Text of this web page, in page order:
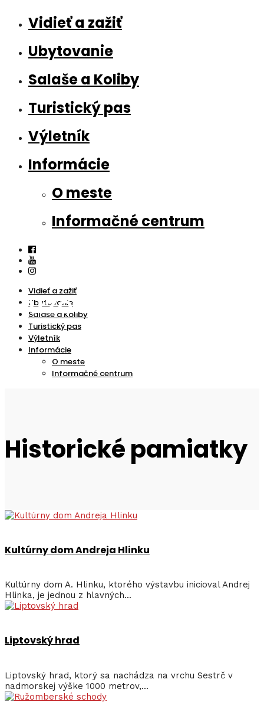
Vidieť a zažiť
Ubytovanie
Salaše a Koliby
Turistický pas
Výletník
Informácie
O meste
Informačné centrum
Vidieť a zažiť
Ubytovanie
Salaše a Koliby
Turistický pas
Výletník
Informácie
O meste
Informačné centrum
Historické pamiatky
Kultúrny dom Andreja Hlinku
Kultúrny dom A. Hlinku, ktorého výstavbu inicioval Andrej
Hlinka, je jednou z hlavných...
Liptovský hrad
Liptovský hrad, ktorý sa nachádza na vrchu Sestrč v
nadmorskej výške 1000 metrov,...